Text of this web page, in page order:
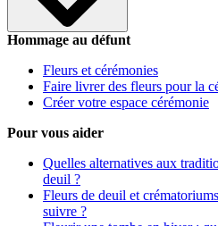
Hommage au défunt
Fleurs et cérémonies
Faire livrer des fleurs pour la
Créer votre espace cérémonie
Pour vous aider
Quelles alternatives aux
deuil ?
Fleurs de deuil et
suivre ?